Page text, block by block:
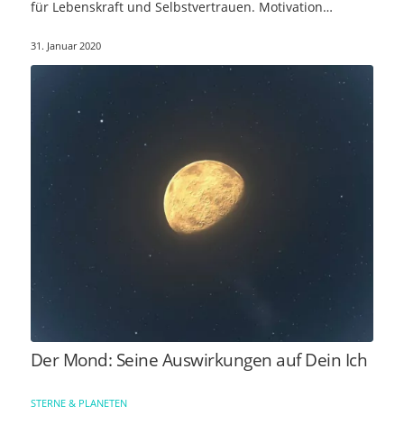
für Lebenskraft und Selbstvertrauen. Motivation…
31. Januar 2020
Der Mond: Seine Auswirkungen auf Dein Ich
STERNE & PLANETEN